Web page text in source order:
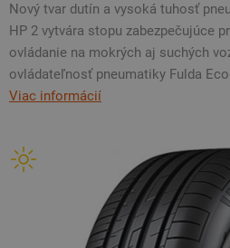
Nový tvar dutín a vysoká tuhosť
HP 2 vytvára stopu zabezpečujúce
ovládanie na mokrých aj suchých
ovládateľnosť pneumatiky Fulda
Viac informácií